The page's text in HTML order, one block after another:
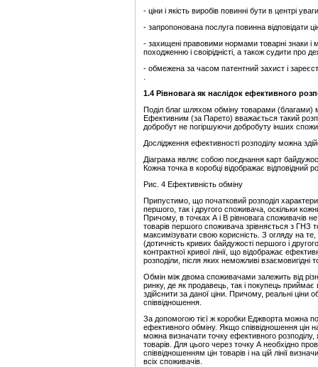
- ціни і якість виробів повинні бути в центрі
- запропонована послуга повинна відповідати
- захищені правовими нормами товарні знаки і
походженню і своірідністі, а також судити про
- обмежена за часом патентний захист і
1.4 Рівновага як наслідок ефективного
Поділ благ шляхом обміну товарами (благами)
Ефективним (за Парето) вважається такий
добробут не погіршуючи добробуту інших
Дослідження ефективності розподілу можна
Діаграма являє собою поєднання карт
Кожна точка в коробці відображає
Рис. 4 Ефективність обміну
Припустимо, що початковий розподіл
першого, так і другого споживача, оскільки
Причому, в точках А і В рівновага споживачів
товарів першого споживача зрівняється з ГНЗ
максимізувати свою корисність. З огляду на те,
(дотичність кривих байдужості першого і
контрактної кривої лінії, що відображає
розподіли, після яких неможливі взаємовигідні
Обмін між двома споживачами залежить від
ринку, де як продавець, так і покупець приймає
здійснити за даної ціни. Причому, реальні
співвідношення.
За допомогою тієї ж коробки Еджворта можна
ефективного обміну. Якщо співвідношення цін
можна визначати точку ефективного
товарів. Для цього через точку А необхідно
співвідношенням цін товарів і на цій лінії
всіх споживачів.